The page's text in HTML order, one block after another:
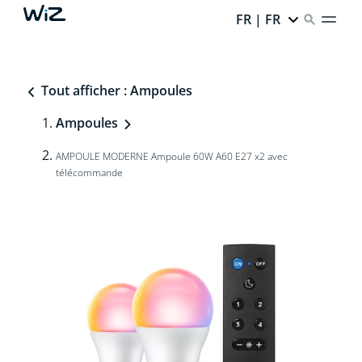
FR | FR
Tout afficher : Ampoules
Ampoules
AMPOULE MODERNE Ampoule 60W A60 E27 x2 avec
télécommande